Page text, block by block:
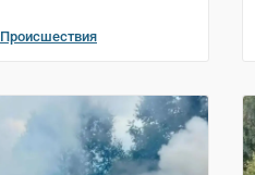
Происшествия